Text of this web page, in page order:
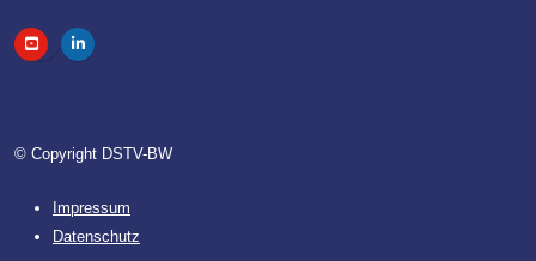
© Copyright DSTV-BW
Impressum
Datenschutz